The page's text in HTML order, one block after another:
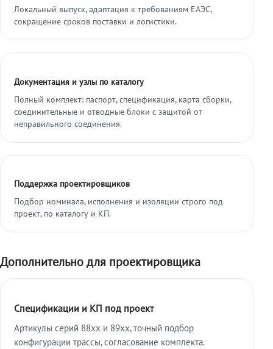
Локальный выпуск, адаптация к требованиям ЕАЭС,
сокращение сроков поставки и логистики.
Документация и узлы по каталогу
Полный комплект: паспорт, спецификация, карта сборки,
соединительные и отводные блоки с защитой от
неправильного соединения.
Поддержка проектировщиков
Подбор номинала, исполнения и изоляции строго под
проект, по каталогу и КП.
Дополнительно для проектировщика
Спецификации и КП под проект
Артикулы серий 88xx и 89xx, точный подбор
конфигурации трассы, согласование комплекта.